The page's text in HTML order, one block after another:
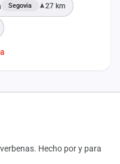
Segovia 27 km
Hecho por y para